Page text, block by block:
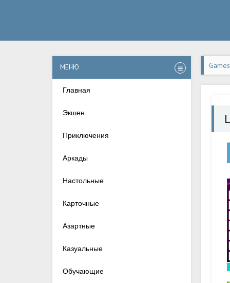
МЕНЮ
Главная
Экшен
Приключения
Аркады
Настольные
Карточные
Азартные
Казуальные
Обучающие
на